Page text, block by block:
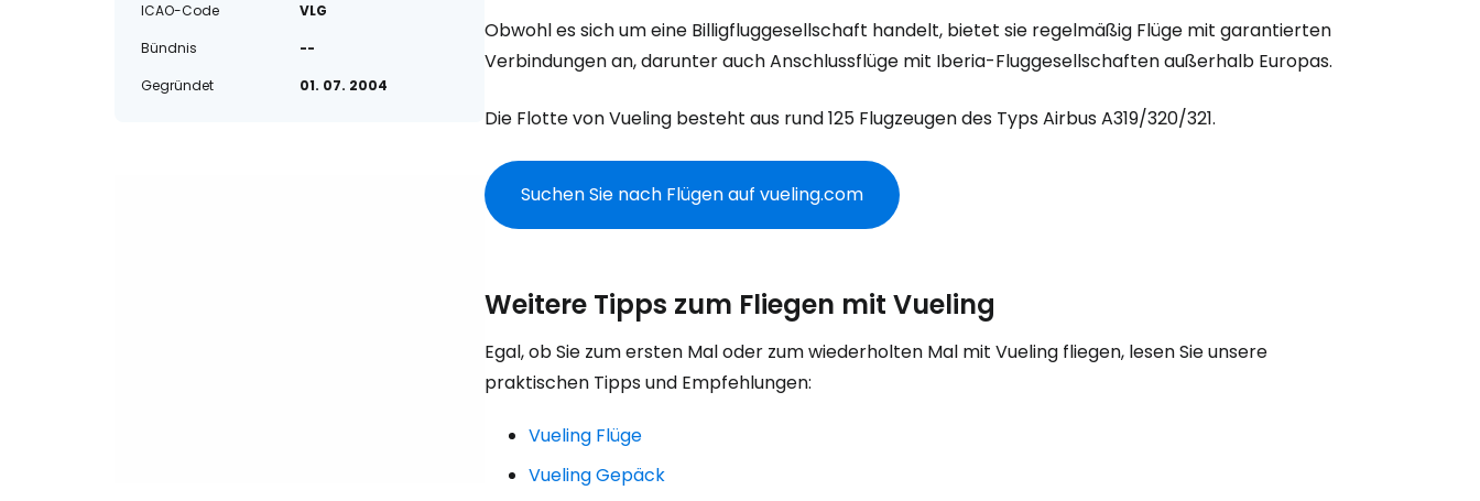
ICAO-Code
VLG
Bündnis
--
Gegründet
01. 07. 2004
Obwohl es sich um eine Billigfluggesellschaft handelt, bietet sie regelmäßig Flüge mit garantierten
Verbindungen an, darunter auch Anschlussflüge mit Iberia-Fluggesellschaften außerhalb Europas.
Die Flotte von Vueling besteht aus rund 125 Flugzeugen des Typs Airbus A319/320/321.
Suchen Sie nach Flügen auf vueling.com
Weitere Tipps zum Fliegen mit Vueling
Egal, ob Sie zum ersten Mal oder zum wiederholten Mal mit Vueling fliegen, lesen Sie unsere
praktischen Tipps und Empfehlungen:
Vueling Flüge
Vueling Gepäck
Anmeldung bei Cestee
Weiter mit Google